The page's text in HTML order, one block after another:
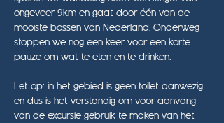
ongeveer 9km en gaat door één van de
mooiste bossen van Nederland. Onderweg
stoppen we nog een keer voor een korte
pauze om wat te eten en te drinken.
Let op: in het gebied is geen toilet aanwezig
en dus is het verstandig om voor aanvang
van de excursie gebruik te maken van het